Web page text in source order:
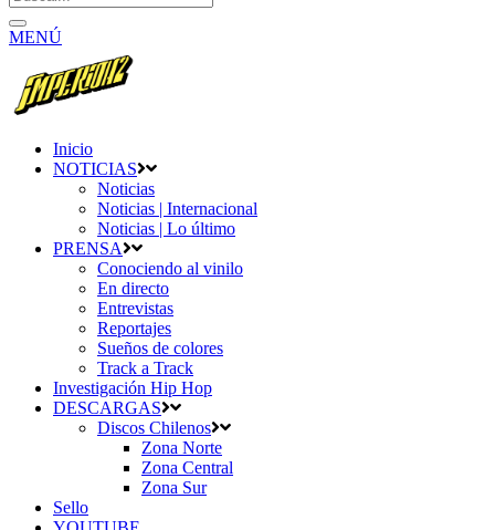
MENÚ
Inicio
NOTICIAS
Noticias
Noticias | Internacional
Noticias | Lo último
PRENSA
Conociendo al vinilo
En directo
Entrevistas
Reportajes
Sueños de colores
Track a Track
Investigación Hip Hop
DESCARGAS
Discos Chilenos
Zona Norte
Zona Central
Zona Sur
Sello